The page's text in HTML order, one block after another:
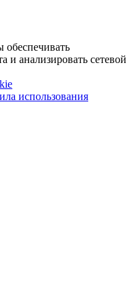
и анализировать сетевой
использования